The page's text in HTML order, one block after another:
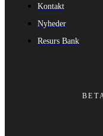
Kontakt
Nyheder
Resurs Bank